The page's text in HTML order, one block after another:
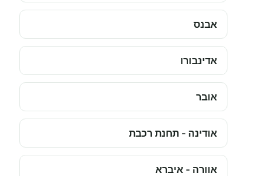
אבנס
אדינבורו
אובר
אודינה - תחנת רכבת
אוורה - איברא